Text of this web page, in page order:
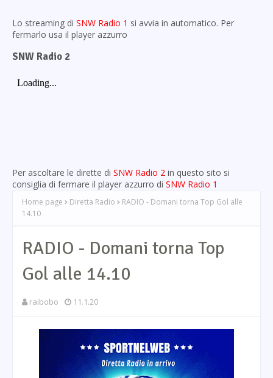
Lo streaming di SNW Radio 1 si avvia in automatico. Per
fermarlo usa il player azzurro
SNW Radio 2
Per ascoltare le dirette di SNW Radio 2 in questo sito si
consiglia di fermare il player azzurro di SNW Radio 1
Home page Diretta Radio
RADIO - Domani torna Top Gol alle
14.10
RADIO - Domani torna Top
Gol alle 14.10
raibobo 11.1.20